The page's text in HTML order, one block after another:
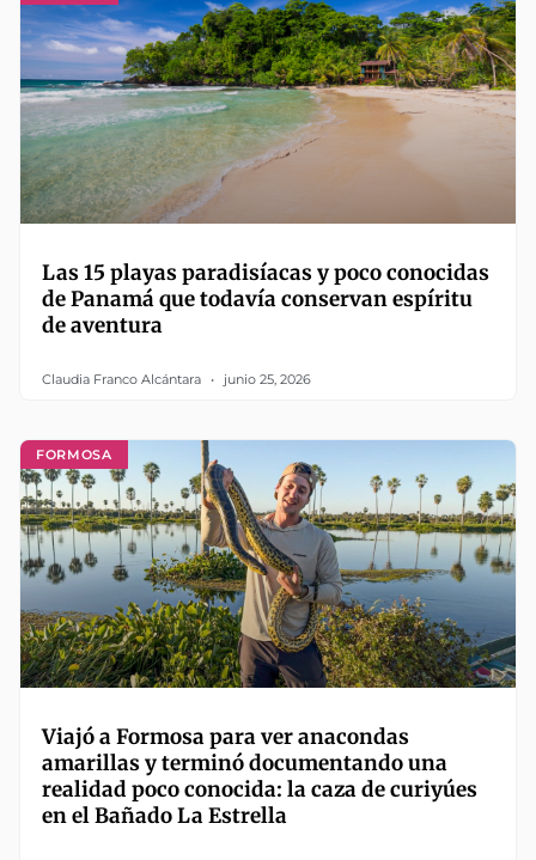
Las 15 playas paradisíacas y poco conocidas
de Panamá que todavía conservan espíritu
de aventura
Claudia Franco Alcántara junio 25, 2026
FORMOSA
Viajó a Formosa para ver anacondas
amarillas y terminó documentando una
realidad poco conocida: la caza de curiyúes
en el Bañado La Estrella